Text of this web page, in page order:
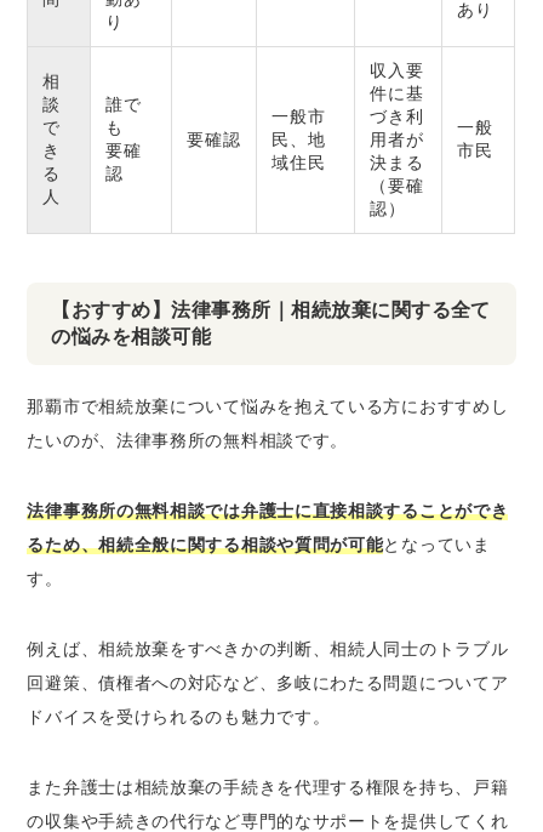
り
あり
相
談
で
き
る
人
誰で
も
要確
認
要確認
一般市
民、地
域住民
収入要
件に基
づき利
用者が
決まる
（要確
認）
一般
市民
【おすすめ】法律事務所｜相続放棄に関する全て
の悩みを相談可能
那覇市で相続放棄について悩みを抱えている方におすすめし
たいのが、法律事務所の無料相談です。
法律事務所の無料相談では弁護士に直接相談することができ
るため、相続全般に関する相談や質問が可能となっていま
す。
例えば、相続放棄をすべきかの判断、相続人同士のトラブル
回避策、債権者への対応など、多岐にわたる問題についてア
ドバイスを受けられるのも魅力です。
また弁護士は相続放棄の手続きを代理する権限を持ち、戸籍
の収集や手続きの代行など専門的なサポートを提供してくれ